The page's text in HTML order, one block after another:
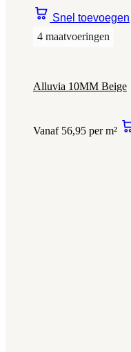
Snel toevoegen
4 maatvoeringen
Alluvia 10MM Beige
Vanaf 56,95 per m²